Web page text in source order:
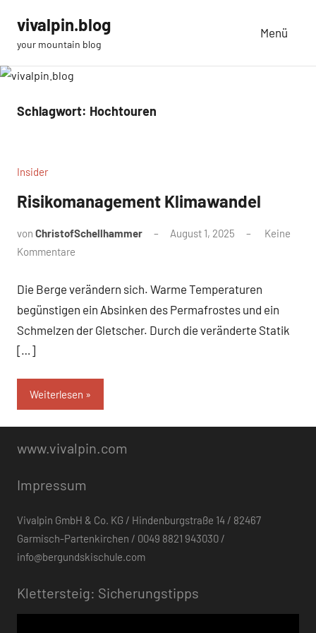
Inhalt
springen
vivalpin.blog
your mountain blog
Menü
Schlagwort: Hochtouren
Insider
Risikomanagement Klimawandel
von ChristofSchellhammer August 1, 2025
Keine
Kommentare
Die Berge verändern sich. Warme Temperaturen
begünstigen ein Absinken des Permafrostes und ein
Schmelzen der Gletscher. Durch die veränderte Statik
[…]
Weiterlesen
www.vivalpin.com
Impressum
Vivalpin GmbH & Co. KG / Hindenburgstraße 14 / 82467
Garmisch-Partenkirchen / 0049 8821 943030 /
info@bergundskischule.com
Klettersteig: Sicherungstipps